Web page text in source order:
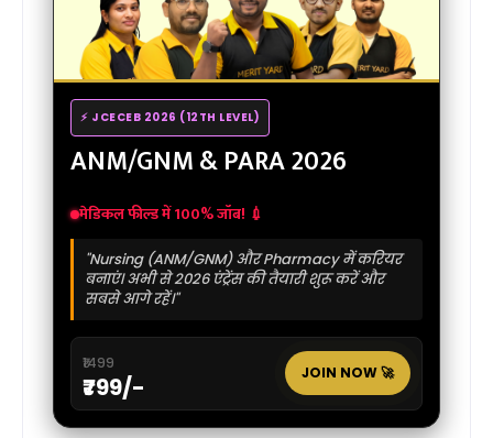
⚡ JCECEB 2026 (12TH LEVEL)
ANM/GNM & PARA 2026
मेडिकल फील्ड में 100% जॉब! 💉
"Nursing (ANM/GNM) और Pharmacy में करियर
बनाएं। अभी से 2026 एंट्रेंस की तैयारी शुरू करें और
सबसे आगे रहें।"
₹1499
₹799/- JOIN NOW 🚀